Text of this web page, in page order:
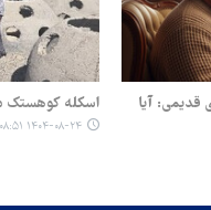
قدیمی: آیا
اسکله کوهستک
۱۴۰۴-۰۸-۲۴ ۰۸:۵۱